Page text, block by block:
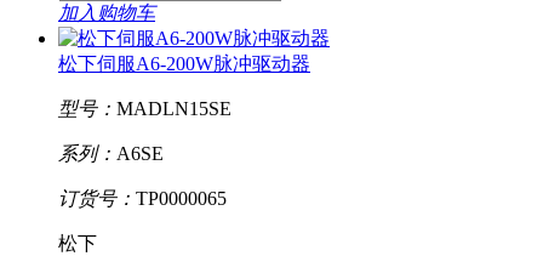
加入购物车
松下伺服A6-200W脉冲驱动器
型号： MADLN15SE
系列： A6SE
订货号： TP0000065
松下